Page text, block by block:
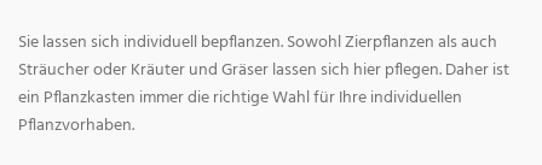
Sie lassen sich individuell bepflanzen. Sowohl Zierpflanzen als auch
Sträucher oder Kräuter und Gräser lassen sich hier pflegen. Daher ist
ein Pflanzkasten immer die richtige Wahl für Ihre individuellen
Pflanzvorhaben.